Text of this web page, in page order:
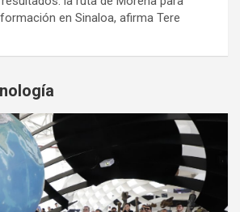
en Sinaloa, afirma Tere